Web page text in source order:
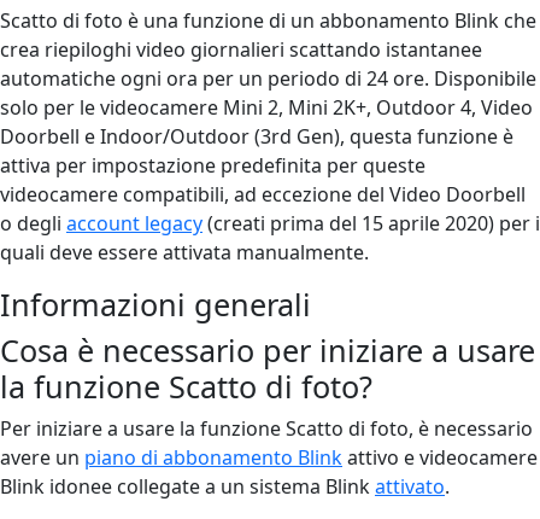
Scatto di foto è una funzione di un abbonamento Blink che
crea riepiloghi video giornalieri scattando istantanee
automatiche ogni ora per un periodo di 24 ore. Disponibile
solo per le videocamere Mini 2, Mini 2K+, Outdoor 4, Video
Doorbell e Indoor/Outdoor (3rd Gen), questa funzione è
attiva per impostazione predefinita per queste
videocamere compatibili, ad eccezione del Video Doorbell
o degli account legacy(creati prima del 15 aprile 2020) per i
quali deve essere attivata manualmente.
Informazioni generali
Cosa è necessario per iniziare a usare
la funzione Scatto di foto?
Per iniziare a usare la funzione Scatto di foto, è necessario
avere un piano di abbonamento Blinkattivo e videocamere
Blink idonee collegate a un sistema Blinkattivato.